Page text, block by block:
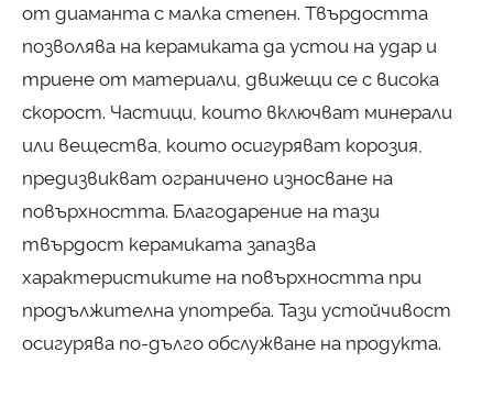
от диаманта с малка степен. Твърдостта
позволява на керамиката да устои на удар и
триене от материали, движещи се с висока
скорост. Частици, които включват минерали
или вещества, които осигуряват корозия,
предизвикват ограничено износване на
повърхността. Благодарение на тази
твърдост керамиката запазва
характеристиките на повърхността при
продължителна употреба. Тази устойчивост
осигурява по-дълго обслужване на продукта.